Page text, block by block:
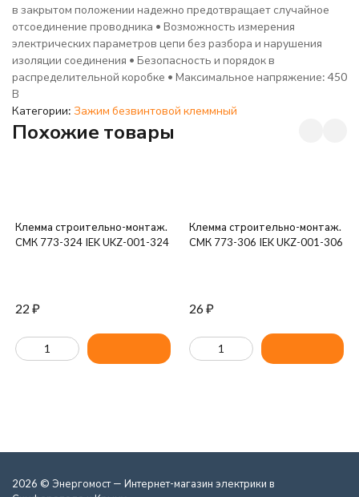
в закрытом положении надежно предотвращает случайное
отсоединение проводника • Возможность измерения
электрических параметров цепи без разбора и нарушения
изоляции соединения • Безопасность и порядок в
распределительной коробке • Максимальное напряжение: 450
В
Категории: Зажим безвинтовой клеммный
Похожие товары
Клемма строительно-монтаж.
СМК 773-324 IEK UKZ-001-324
22 ₽
Клемма строительно-монтаж.
СМК 773-306 IEK UKZ-001-306
26₽
2026 © Энергомост — Интернет-магазин электрики в